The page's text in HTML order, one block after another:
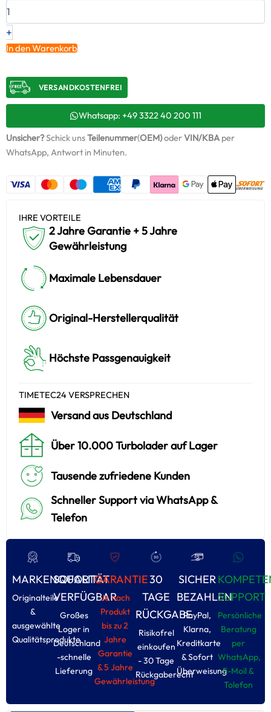
–
836873827
/
Menge
+
In den Warenkorb
VERSANDKOSTENFREI​
Whatsapp: +49 3322 40 200 111
Unsicher?Schick unsTeilenummer(OEM)oderVIN/KBAper
WhatsApp, Antwort in Minuten.
IHRE VORTEILE
2 Jahre Garantie + 5 Jahre
Gewährleistung
Maximale Lebensdauer
Original-Herstellerqualität
Höchste Passgenauigkeit
TIMETEC24 VERSPRECHEN
Versand aus Deutschland
Über 10.000 Turbolader auf Lager
Tausende zufriedene Kunden
Schneller Support via WhatsApp &
Telefon
MARKENQUALITÄT
Originalteile
&
ausgewählte
Qualitätsprodukte
SOFORT
VERFÜGBAR
Großes
Loger in
Deutschland
-schnelle
Lieferung
GARANTIE
Je nach
Produkt
bis zu 2
Jahre
Garantie
& 5 Jahre
Gewährleistung
30
TAGE
RÜCKGABE
Risikofrel
einkoufen
- 30 Tage
Rückgaberecht
SICHER
BEZAHLEN
PayPal,
Klarna,
Kreditkarte
& Sofort
Überweisung
SUPPORT
Persönliche
Beratung
per
WhatsApp,
E-Moil &
Tolefon